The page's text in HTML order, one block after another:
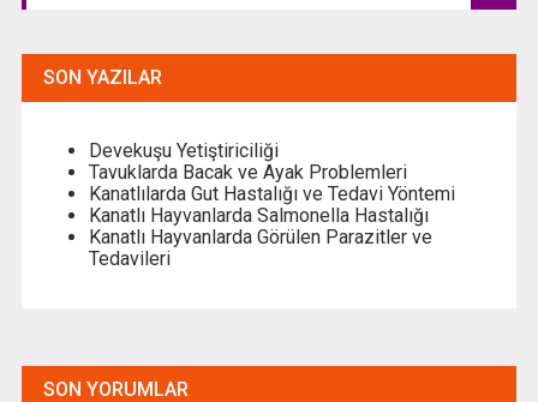
SON YAZILAR
Devekuşu Yetiştiriciliği
Tavuklarda Bacak ve Ayak Problemleri
Kanatlılarda Gut Hastalığı ve Tedavi Yöntemi
Kanatlı Hayvanlarda Salmonella Hastalığı
Kanatlı Hayvanlarda Görülen Parazitler ve
Tedavileri
SON YORUMLAR